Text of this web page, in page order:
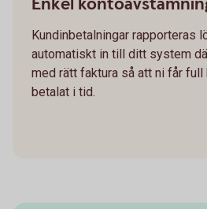
Kundinbetalningar rapporteras
automatiskt in till ditt system
med rätt faktura så att ni får
betalat i tid.